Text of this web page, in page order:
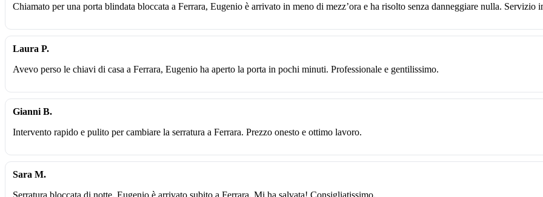
Chiamato per una porta blindata bloccata a Ferrara, Eugenio è arrivato in meno di mezz’ora e ha risolto senza danneggiare nulla. Servizio
Laura P.
Avevo perso le chiavi di casa a Ferrara, Eugenio ha aperto la porta in pochi minuti. Professionale e gentilissimo.
Gianni B.
Intervento rapido e pulito per cambiare la serratura a Ferrara. Prezzo onesto e ottimo lavoro.
Sara M.
Serratura bloccata di notte, Eugenio è arrivato subito a Ferrara. Mi ha salvata! Consigliatissimo.